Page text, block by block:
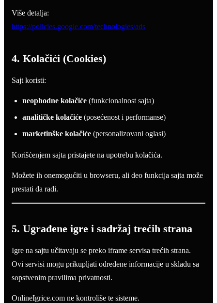
Više detalja:
https://policies.google.com/technologies/ads
4. Kolačići (Cookies)
Sajt koristi:
neophodne kolačiće (funkcionalnost sajta)
analitičke kolačiće (posećenost i performanse)
marketinške kolačiće (personalizovani oglasi)
Korišćenjem sajta pristajete na upotrebu kolačića.
Možete ih onemogućiti u browseru, ali deo funkcija sajta može
prestati da radi.
5. Ugrađene igre i sadržaj trećih strana
Igre na sajtu učitavaju se preko iframe servisa trećih strana.
Ovi servisi mogu prikupljati određene informacije u skladu sa
sopstvenim pravilima privatnosti.
OnlineIgrice.com ne kontroliše te sisteme.